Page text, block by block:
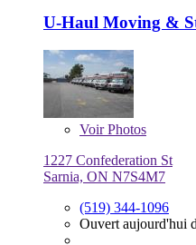
U-Haul Moving &
VoirPhotos
1227 Confederation St
Sarnia, ON N7S4M7
(519) 344-1096
Ouvert aujourd'hui